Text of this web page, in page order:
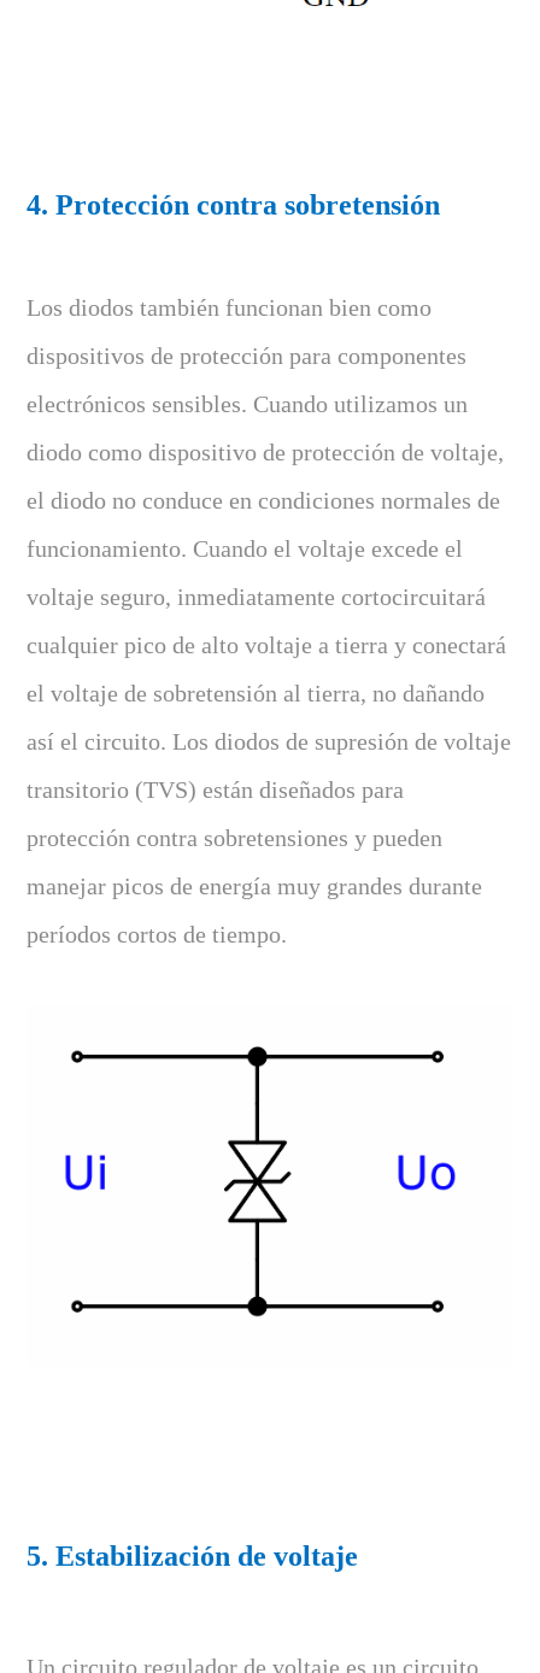
4. Protección contra sobretensión
Los diodos también funcionan bien como
dispositivos de protección para componentes
electrónicos sensibles. Cuando utilizamos un
diodo como dispositivo de protección de voltaje,
el diodo no conduce en condiciones normales de
funcionamiento. Cuando el voltaje excede el
voltaje seguro, inmediatamente cortocircuitará
cualquier pico de alto voltaje a tierra y conectará
el voltaje de sobretensión al tierra, no dañando
así el circuito. Los diodos de supresión de voltaje
transitorio (TVS) están diseñados para
protección contra sobretensiones y pueden
manejar picos de energía muy grandes durante
períodos cortos de tiempo.
5. Estabilización de voltaje
Un circuito regulador de voltaje es un circuito